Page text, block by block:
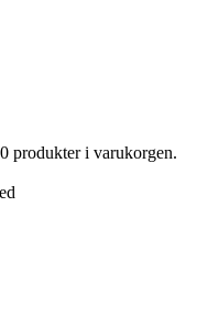
0 produkter i varukorgen.